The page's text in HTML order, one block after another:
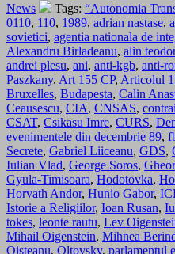
News
Tags: “Autonomia
0110, 110, 1989, adrian nastase,
sovietici, agentia nationala de
Alexandru Birladeanu, alin
andrei plesu, ani, anti-kgb, anti-
Paszkany, Art 155 CP, Articolul
Bruxelles, Budapesta, Calin
Ceausescu, CIA, CNSAS,
CSAT, Csikasu Imre, CURS,
evenimentele din decembrie 89,
Secrete, Gabriel Liiceanu, GDS,
Iulian Vlad, George Soros,
Gyula-Timisoara, Hodotovka,
Horvath Andor, Hunio Gabor,
Istorie a Religiilor, Ioan Rusan,
tokes, leonte rautu, Lev
Mihail Oigenstein, Mihnea
Oisteanu, Oltovsky, parlamentul